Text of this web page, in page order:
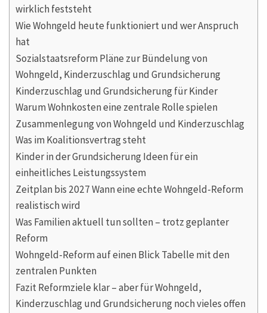
wirklich feststeht
Wie Wohngeld heute funktioniert und wer Anspruch
hat
Sozialstaatsreform Pläne zur Bündelung von
Wohngeld, Kinderzuschlag und Grundsicherung
Kinderzuschlag und Grundsicherung für Kinder
Warum Wohnkosten eine zentrale Rolle spielen
Zusammenlegung von Wohngeld und Kinderzuschlag
Was im Koalitionsvertrag steht
Kinder in der Grundsicherung Ideen für ein
einheitliches Leistungssystem
Zeitplan bis 2027 Wann eine echte Wohngeld-Reform
realistisch wird
Was Familien aktuell tun sollten – trotz geplanter
Reform
Wohngeld-Reform auf einen Blick Tabelle mit den
zentralen Punkten
Fazit Reformziele klar – aber für Wohngeld,
Kinderzuschlag und Grundsicherung noch vieles offen